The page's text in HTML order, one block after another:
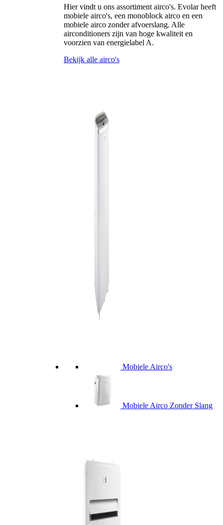
Hier vindt u ons assortiment airco's. Evolar heeft
mobiele airco's, een monoblock airco en een
mobiele airco zonder afvoerslang. Alle
airconditioners zijn van hoge kwaliteit en
voorzien van energielabel A.
Bekijk alle airco's
Mobiele Airco's
Mobiele Airco Zonder Slang